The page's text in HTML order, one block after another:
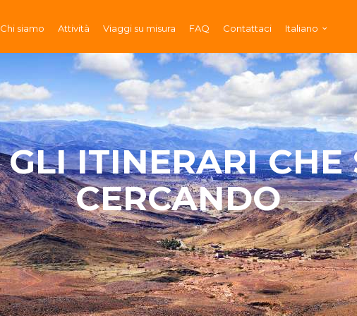
Chi siamo Attività Viaggi su misura FAQ Contattaci Italiano
GLI ITINERARI CHE
CERCANDO